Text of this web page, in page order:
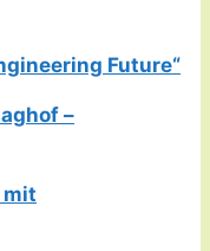
Future“
–
mit